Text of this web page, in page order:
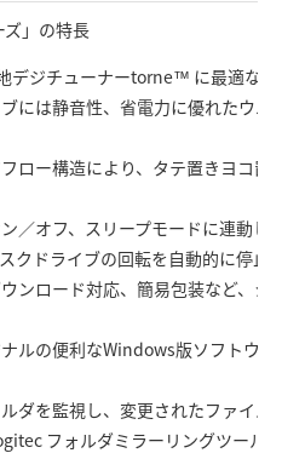
」の特長
デジチューナーtorne™ に最適な
には静音性、省電力に優れたウ
ロー構造により、タテ置きヨコ
／オフ、スリープモードに連動し
クドライブの回転を自動的に停止
ンロード対応、簡易包装など、
ルの便利なWindows版ソフトウ
ダを監視し、変更されたファイ
フォルダミラーリングツール」